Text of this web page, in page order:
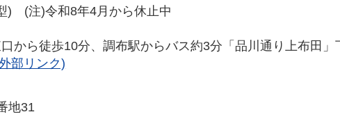
) (注)令和8年4月から休止中
から徒歩10分、調布駅からバス約3分「品川通り上布田」
部リンク)
地31